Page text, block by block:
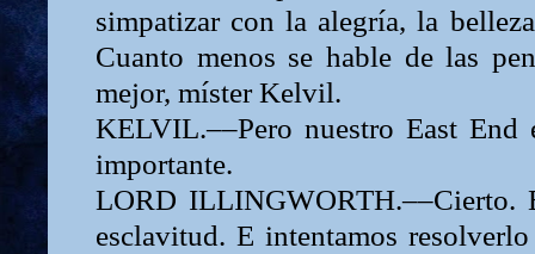
simpatizar con la alegría, la
Cuanto menos se hable de las
mejor, míster Kelvil.
KELVIL.––Pero nuestro East End
importante.
LORD ILLINGWORTH.––Cierto.
esclavitud. E intentamos